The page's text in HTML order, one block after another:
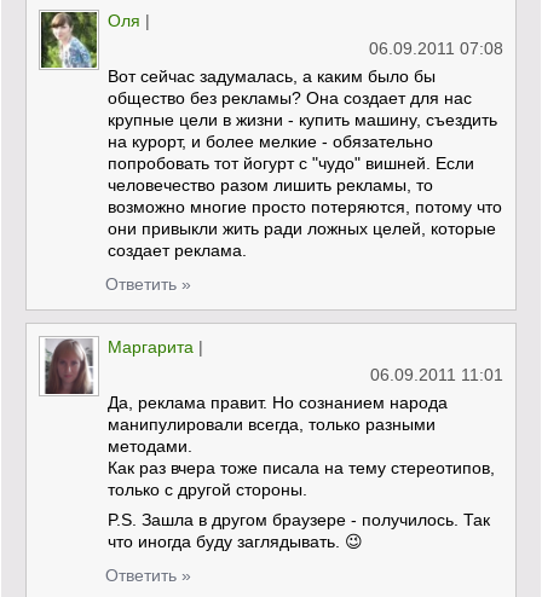
Оля |
06.09.2011 07:08
Вот сейчас задумалась, а каким было бы
общество без рекламы? Она создает для нас
крупные цели в жизни - купить машину, съездить
на курорт, и более мелкие - обязательно
попробовать тот йогурт с "чудо" вишней. Если
человечество разом лишить рекламы, то
возможно многие просто потеряются, потому что
они привыкли жить ради ложных целей, которые
создает реклама.
Ответить »
Маргарита |
06.09.2011 11:01
Да, реклама правит. Но сознанием народа
манипулировали всегда, только разными
методами.
Как раз вчера тоже писала на тему стереотипов,
только с другой стороны.
P.S. Зашла в другом браузере - получилось. Так
что иногда буду заглядывать. 😉
Ответить »